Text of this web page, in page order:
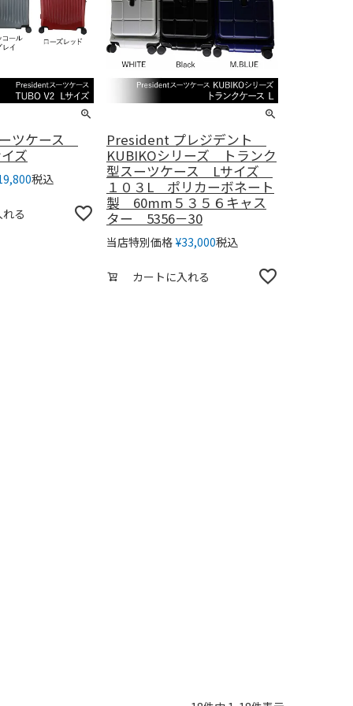
ツケース
ズ
税込
る
President プレジデント
KUBIKOシリーズ トランク
型スーツケース Lサイズ
１０３L ポリカーボネート
製 60mm５３５６キャス
ター 5356－30
当店特別価格 ¥33,000税込
カートに入れる